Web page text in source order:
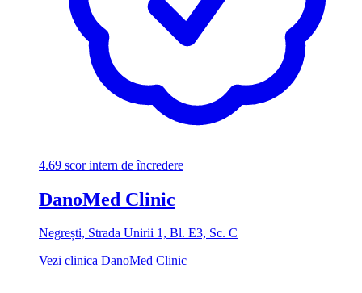
4.69 scor intern de încredere
DanoMed Clinic
Negrești, Strada Unirii 1, Bl. E3, Sc. C
Vezi clinica DanoMed Clinic